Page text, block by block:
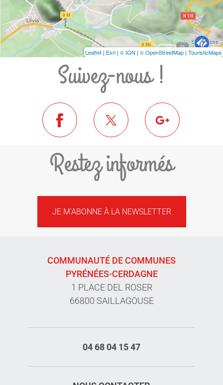
Leaflet | Esri | © IGN | © OpenStreetMap | TouristicMaps
Suivez-nous !
Restez informés
JE M'ABONNE À LA NEWSLETTER
COMMUNAUTÉ DE COMMUNES
PYRÉNÉES-CERDAGNE
1 PLACE DEL ROSER
66800 SAILLAGOUSE
04 68 04 15 47